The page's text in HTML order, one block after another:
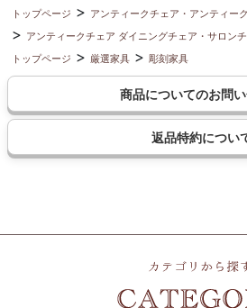
トップページ
アンティークチェア・アンティー
アンティークチェア ダイニングチェア・サロン
トップページ
厳選家具 彫刻家具
商品についてのお問
返品特約につい